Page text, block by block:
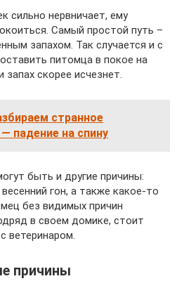
сильно нервничает, ему
Самый простой путь –
запахом. Так случается и с
питомца в покое на
скорее исчезнет.
странное
падение на спину
быть и другие причины:
гон, а также какое-то
без видимых причин
в своем домике, стоит
ветеринаром.
причины